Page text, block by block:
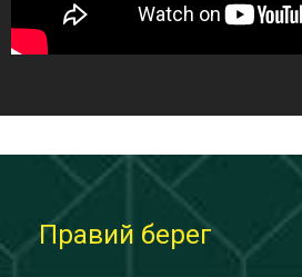
Правий берег